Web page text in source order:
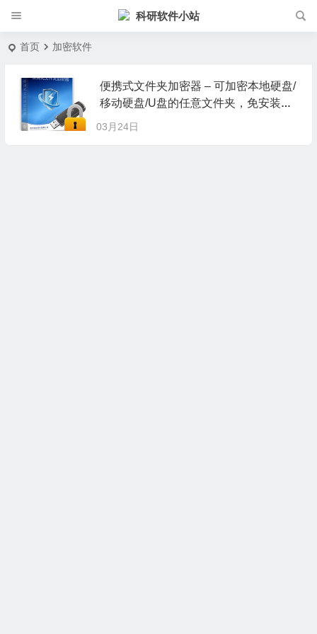
科研软件小站
首页 加密软件
便携式文件夹加密器 – 可加密本地硬盘/
移动硬盘/U盘的任意文件夹，免安装即
可使用，十分简单！ 易用！
03月24日